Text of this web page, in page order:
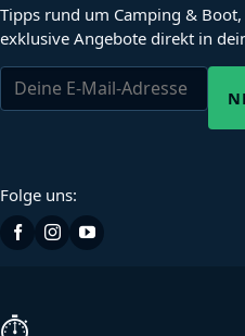
Tipps rund um Camping &
exklusive Angebote direkt in
Folge uns: